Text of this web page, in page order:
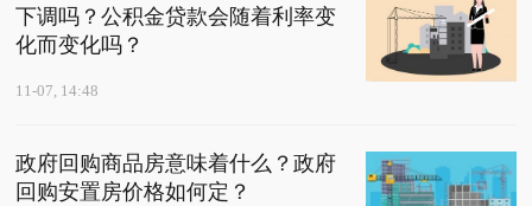
下调吗？公积金贷款会随着利率变
化而变化吗？
11-07, 14:48
政府回购商品房意味着什么？政府
回购安置房价格如何定？